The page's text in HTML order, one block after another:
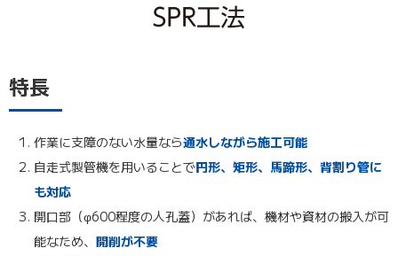
特長
作業に支障のない水量なら通水しながら施工可能
自走式製管機を用いることで円形、矩形、馬蹄形、背割り管に
も対応
開口部（φ600程度の人孔蓋）があれば、機材や資材の搬入が可
能なため、 開削が不要